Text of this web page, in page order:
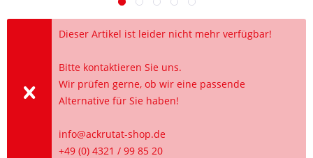
Dieser Artikel ist leider nicht mehr verfügbar!
Bitte kontaktieren Sie uns.
Wir prüfen gerne, ob wir eine passende
Alternative für Sie haben!
info@ackrutat-shop.de
+49 (0) 4321 / 99 85 20